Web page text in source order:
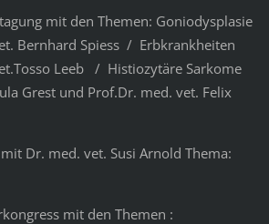
mit den Themen: Goniodysplasie
Bernhard Spiess / Erbkrankheiten
Leeb / Histiozytäre Sarkome
Grest und Prof.Dr. med. vet. Felix
Dr. med. vet. Susi Arnold Thema:
mit den Themen :